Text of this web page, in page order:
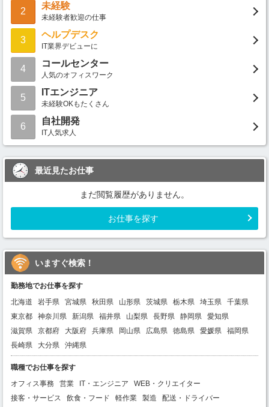
2
未経験
未経験者歓迎の仕事
3
ヘルプデスク
IT業界デビューに
4
コールセンター
人気のオフィスワーク
5
ITエンジニア
未経験OKもたくさん
6
自社開発
IT人気求人
最近見たお仕事
まだ閲覧履歴がありません。
お仕事を探す
いますぐ検索！
勤務地でお仕事を探す
北海道
岩手県 宮城県 秋田県 山形県 茨城県 栃木県 埼玉県
千葉県
東京都
神奈川県 新潟県 福井県 山梨県 長野県 静岡県
愛知県
滋賀県
京都府 大阪府 兵庫県 岡山県 広島県 徳島県 愛媛県
福岡県
長崎県
大分県 沖縄県
職種でお仕事を探す
オフィス事務
営業 IT・エンジニア
WEB・クリエイター
接客・サービス
飲食・フード 軽作業 製造
配送・ドライバー